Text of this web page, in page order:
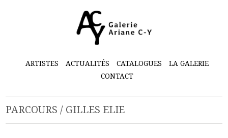
ARTISTES ACTUALITÉS CATALOGUES
LA GALERIE
CONTACT
PARCOURS / GILLES ELIE